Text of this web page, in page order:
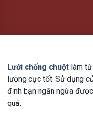
Lưới chống chuột làm
lượng cực tốt. Sử dụng
đình bạn ngăn ngừa
quả.